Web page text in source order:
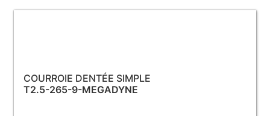
COURROIE DENTÉE SIMPLE
T2.5-265-9-MEGADYNE